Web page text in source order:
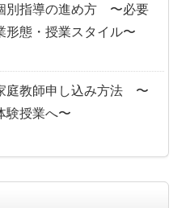
別指導の進め方 〜必要
形態・授業スタイル〜
庭教師申し込み方法 〜
験授業へ〜